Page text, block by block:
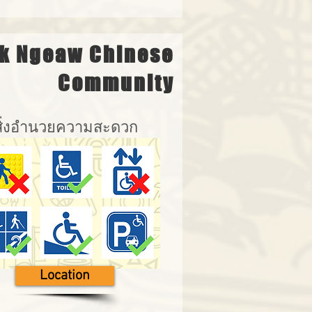
Ngeaw Chinese
Community
Location
อำนวยความสะดวก